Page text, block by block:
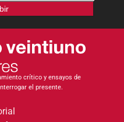
crítico y ensayos de
el presente.